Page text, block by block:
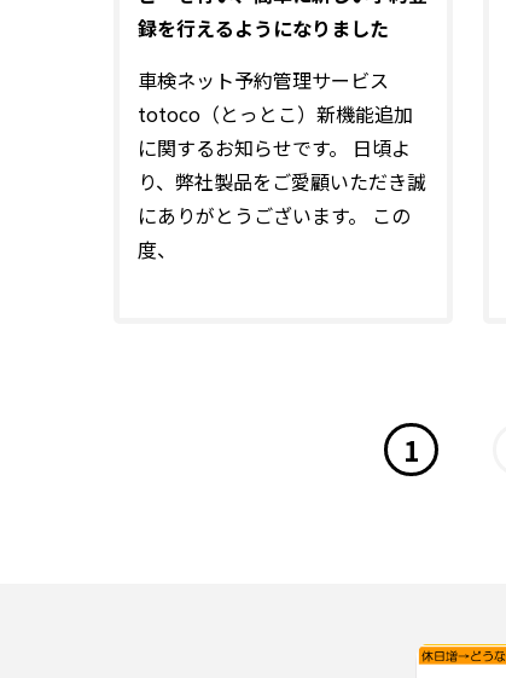
録を行えるようになりました
車検ネット予約管理サービス
totoco（とっとこ）新機能追加
に関するお知らせです。 日頃よ
り、弊社製品をご愛顧いただき誠
にありがとうございます。 この
度、
1